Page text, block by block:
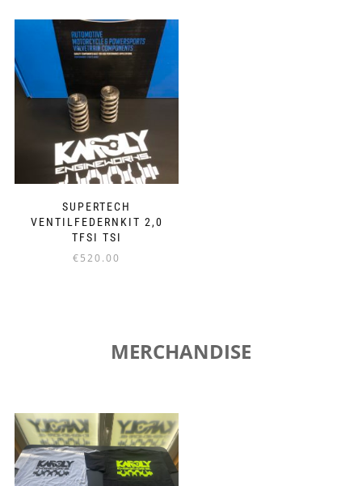
SUPERTECH
VENTILFEDERNKIT 2,0
TFSI TSI
€520.00
MERCHANDISE
Produkt
weist
mehrere